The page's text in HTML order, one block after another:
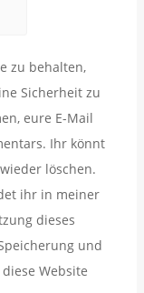
zu behalten,
Sicherheit zu
eure E-Mail
Ihr könnt
löschen.
ihr in meiner
dieses
und
Website